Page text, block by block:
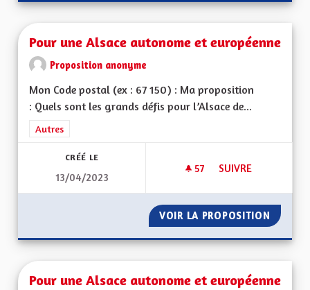
Pour une Alsace autonome et européenne
Proposition anonyme
Mon Code postal (ex : 67 150) : Ma proposition
: Quels sont les grands défis pour l’Alsace de...
Filtrer les résultats de la catégorie : Autres
Autres
CRÉÉ LE
13/04/2023
57 57 ABONNÉS
SUIVRE
VOIR LA PROPOSITION POUR
Pour une Alsace autonome et européenne